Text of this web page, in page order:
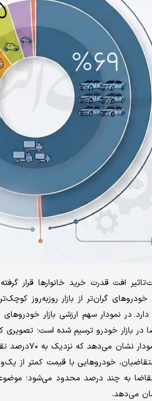
افت قدرت خرید خانوارها قرار
گران‌تر از بازار روزبه‌روز
در نمودار سهم ارزشی بازار
بازار خودرو ترسیم شده است؛
شده و در مجموع نیز حدود ۸۵درصد متقاضیان، خودروهایی
تقاضا به چند درصد محدود می‌شود؛
می‌دهد.